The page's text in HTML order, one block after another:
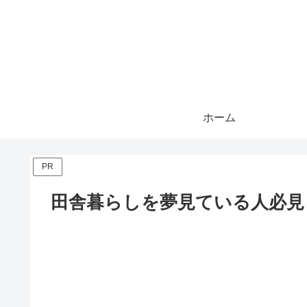
ホーム
PR
田舎暮らしを夢見ている人必